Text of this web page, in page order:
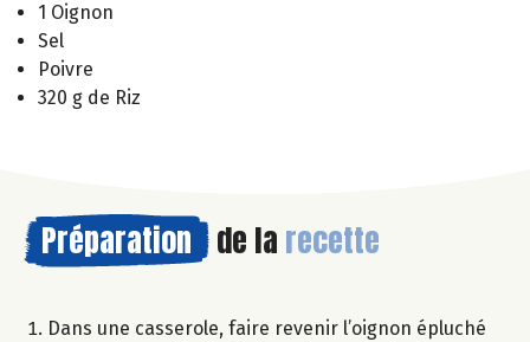
1 Oignon
Sel
Poivre
320 g de Riz
Préparation de la recette
Dans une casserole, faire revenir l’oignon épluché